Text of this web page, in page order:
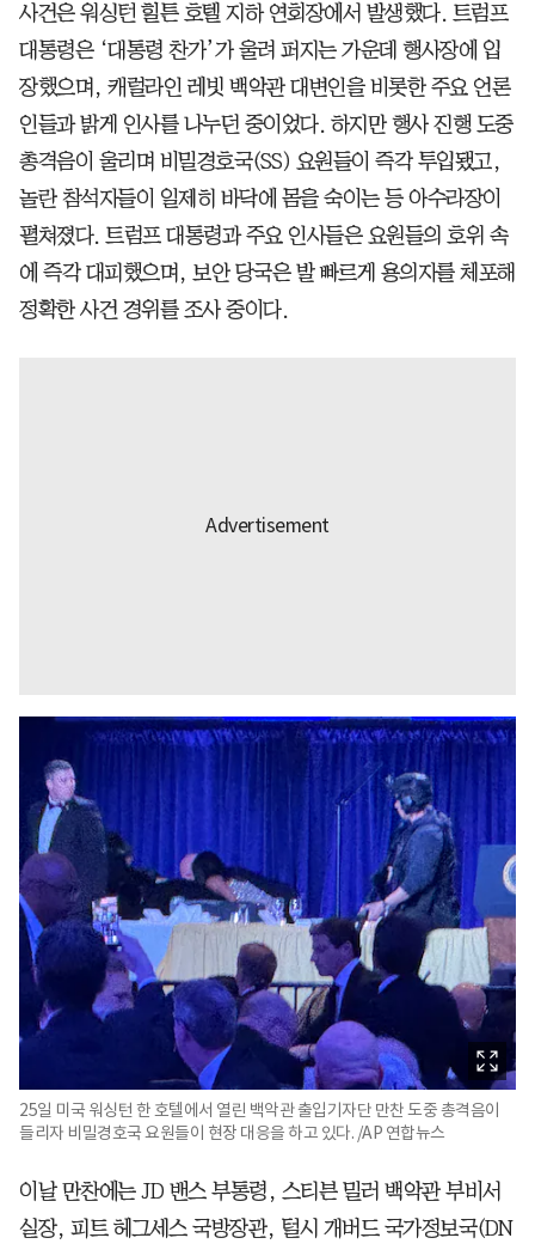
사건은 워싱턴 힐튼 호텔 지하 연회장에서 발생했다. 트럼프
대통령은 ‘대통령 찬가’가 울려 퍼지는 가운데 행사장에 입
장했으며, 캐럴라인 레빗 백악관 대변인을 비롯한 주요 언론
인들과 밝게 인사를 나누던 중이었다. 하지만 행사 진행 도중
총격음이 울리며 비밀경호국(SS) 요원들이 즉각 투입됐고,
놀란 참석자들이 일제히 바닥에 몸을 숙이는 등 아수라장이
펼쳐졌다. 트럼프 대통령과 주요 인사들은 요원들의 호위 속
에 즉각 대피했으며, 보안 당국은 발 빠르게 용의자를 체포해
정확한 사건 경위를 조사 중이다.
25일 미국 워싱턴 한 호텔에서 열린 백악관 출입기자단 만찬 도중 총격음이
들리자 비밀경호국 요원들이 현장 대응을 하고 있다. /AP 연합뉴스
이날 만찬에는 JD 밴스 부통령, 스티븐 밀러 백악관 부비서
실장, 피트 헤그세스 국방장관, 털시 개버드 국가정보국(DN